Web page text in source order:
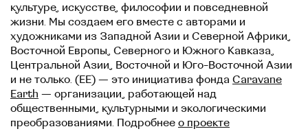
культуре, искусстве, философии и повседневной
жизни. Мы создаем его вместе с авторами и
художниками из Западной Азии и Северной Африки,
Восточной Европы, Северного и Южного Кавказа,
Центральной Азии, Восточной и Юго-Восточной Азии
и не только. (EE) — это инициатива фонда Caravane
Earth — организации, работающей над
общественными, культурными и экологическими
преобразованиями. Подробнее о проекте